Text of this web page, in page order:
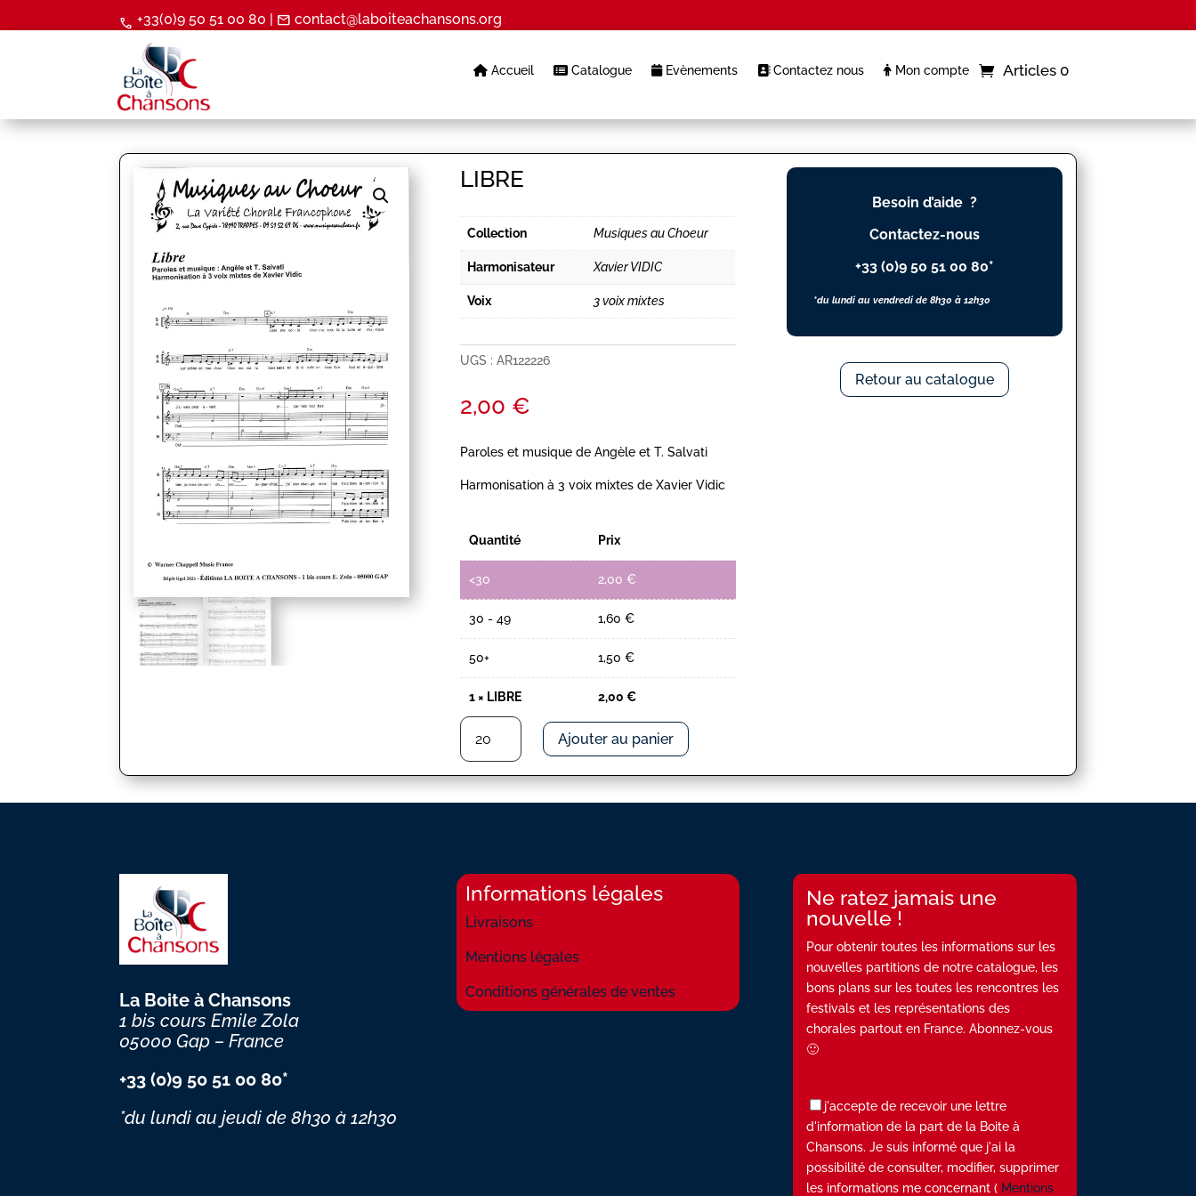
call +33(0)9 50 51 00 80 | mail contact@laboiteachansons.org
Accueil Catalogue Evènements Contactez nous Mon compte Articles 0
LIBRE
Collection Musiques au Choeur
Harmonisateur Xavier VIDIC
Voix 3 voix mixtes
UGS :AR122226
2,00 €
Paroles et musique de Angèle et T. Salvati
Harmonisation à 3 voix mixtes de Xavier Vidic
Quantité Prix
<30 2,00 €
30 - 49 1,60 €
50+ 1,50 €
1 × LIBRE 2,00 €
quantité
LIBRE
Ajouter au panier
Besoin d’aide ?
Contactez-nous
+33 (0)9 50 51 00 80*
*du lundi au vendredi de 8h30 à 12h30
Retour au catalogue
La Boite à Chansons
1 bis cours Emile Zola
05000 Gap – France
+33 (0)9 50 51 00 80*
*du lundi au jeudide 8h30 à 12h30
Informations légales
Livraisons
Mentions légales
Conditions générales de ventes
Ne ratez jamais une
nouvelle !
Pour obtenir toutes les informations sur les
nouvelles partitions de notre catalogue, les
bons plans sur les toutes les rencontres les
festivals et les représentations des
chorales partout en France. Abonnez-vous
🙂
j'accepte de recevoir une lettre
d'information de la part de la Boite à
Chansons. Je suis informé que j'ai la
possibilité de consulter, modifier, supprimer
les informations me concernant ( Mentions